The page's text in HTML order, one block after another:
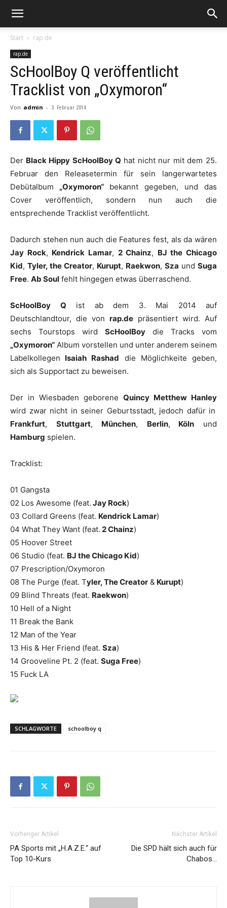
Start rap.de
rap.de
ScHoolBoy Q veröffentlicht
Tracklist von „Oxymoron“
Von admin - 3. Februar 2014
Der Black Hippy ScHoolBoy Q hat nicht nur mit dem 25.
Februar den Releasetermin für sein langerwartetes
Debütalbum „Oxymoron“ bekannt gegeben, und das
Cover veröffentlich, sondern nun auch die
entsprechende Tracklist veröffentlicht.
Dadurch stehen nun auch die Features fest, als da wären
Jay Rock, Kendrick Lamar, 2 Chainz, BJ the Chicago
Kid, Tyler, the Creator, Kurupt, Raekwon, Sza und Suga
Free. Ab Soul fehlt hingegen etwas überraschend.
ScHoolBoy Q ist ab dem 3. Mai 2014 auf
Deutschlandtour, die von rap.depräsentiert wird.Auf
sechs Tourstops wird ScHoolBoy die Tracks vom
„Oxymoron“ Album vorstellen und unter anderem seinem
Labelkollegen Isaiah Rashad die Möglichkeite geben,
sich als Supportact zu beweisen.
Der in Wiesbaden geborene Quincy Metthew Hanley
wird zwar nicht in seiner Geburtsstadt, jedoch dafür in
Frankfurt, Stuttgart, München, Berlin, Köln und
Hamburg spielen.
Tracklist:
01 Gangsta
02 Los Awesome (feat. Jay Rock)
03 Collard Greens (feat. Kendrick Lamar)
04 What They Want (feat. 2 Chainz)
05 Hoover Street
06 Studio (feat. BJ the Chicago Kid)
07 Prescription/Oxymoron
08 The Purge (feat. Tyler, The Creator & Kurupt)
09 Blind Threats (feat. Raekwon)
10 Hell of a Night
11 Break the Bank
12 Man of the Year
13 His & Her Friend (feat. Sza)
14 Grooveline Pt. 2 (feat. Suga Free)
15 Fuck LA
SCHLAGWORTE schoolboy q
Vorheriger Artikel
PA Sports mit „H.A.Z.E.“ auf
Top 10-Kurs
Nächster Artikel
Die SPD hält sich auch für
Chabos…